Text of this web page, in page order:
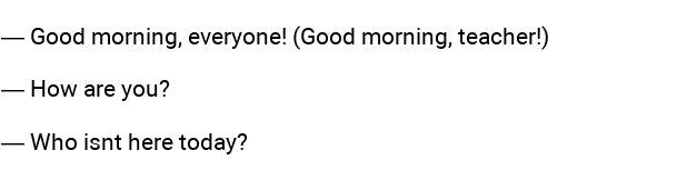
— Good morning, everyone! (Good morning, teacher!)
— How are you?
— Who isnt here today?